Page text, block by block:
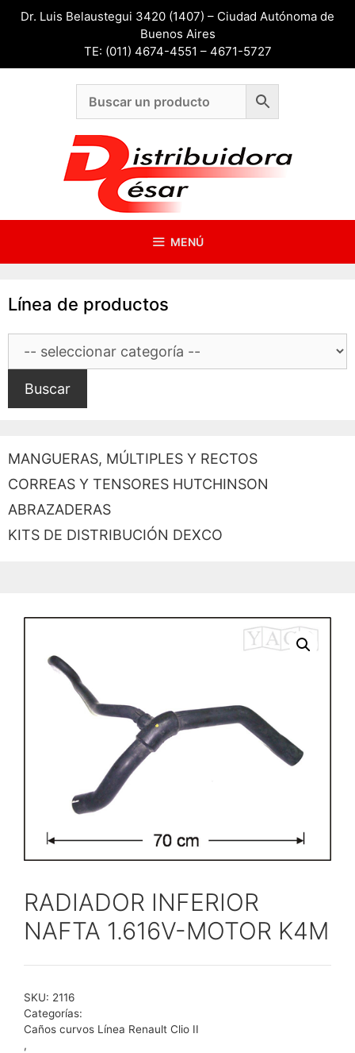
SaltarDr. Luis Belaustegui 3420 (1407) – Ciudad Autónoma de
Buenos Aires
TE: (011) 4674-4551 – 4671-5727
MENÚ
RADIADOR INFERIOR
NAFTA 1.616V-MOTOR K4M
SKU: 2116
Categorías:
Caños curvos Línea Renault Clio II
,
Línea de productos
Buscar
MANGUERAS, MÚLTIPLES Y RECTOS
CORREAS Y TENSORES HUTCHINSON
ABRAZADERAS
KITS DE DISTRIBUCIÓN DEXCO